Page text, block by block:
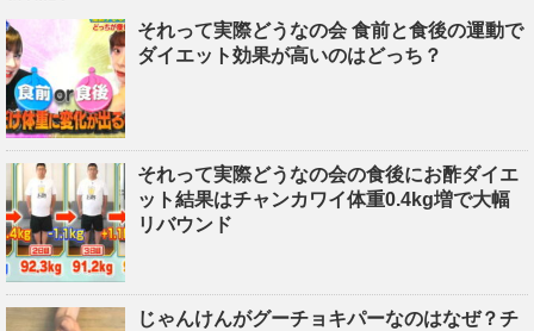
それって実際どうなの会 食前と食後の運動で
ダイエット効果が高いのはどっち？
それって実際どうなの会の食後にお酢ダイエ
ット結果はチャンカワイ体重0.4kg増で大幅
リバウンド
じゃんけんがグーチョキパーなのはなぜ？チ